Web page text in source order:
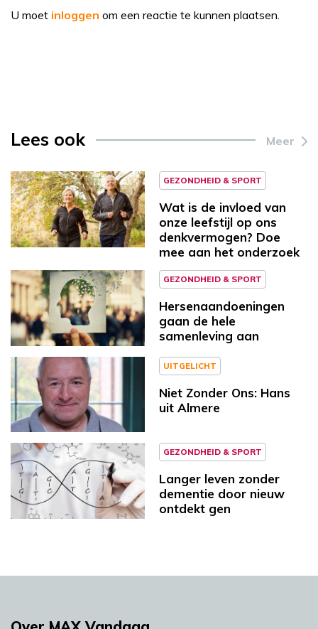
U moet inloggen om een reactie te kunnen plaatsen.
Lees ook Meer
GEZONDHEID & SPORT
Wat is de invloed van
onze leefstijl op ons
denkvermogen? Doe
mee aan het onderzoek
GEZONDHEID & SPORT
Hersenaandoeningen
gaan de hele
samenleving aan
UITGELICHT
Niet Zonder Ons: Hans
uit Almere
GEZONDHEID & SPORT
Langer leven zonder
dementie door nieuw
ontdekt gen